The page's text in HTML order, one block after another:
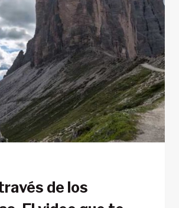
de los